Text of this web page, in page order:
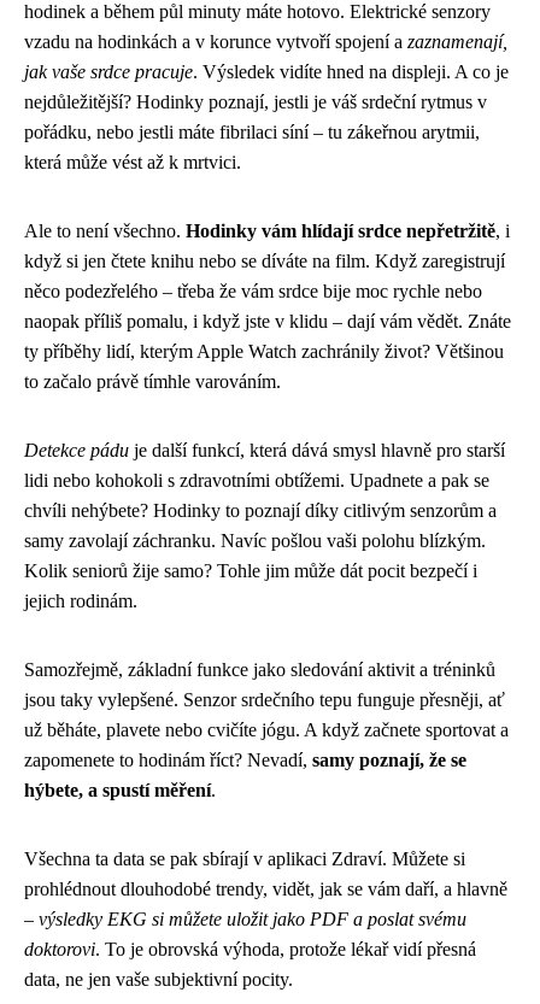
hodinek a během půl minuty máte hotovo. Elektrické senzory
vzadu na hodinkách a v korunce vytvoří spojení a zaznamenají,
jak vaše srdce pracuje. Výsledek vidíte hned na displeji. A co je
nejdůležitější? Hodinky poznají, jestli je váš srdeční rytmus v
pořádku, nebo jestli máte fibrilaci síní – tu zákeřnou arytmii,
která může vést až k mrtvici.
Ale to není všechno. Hodinky vám hlídají srdce nepřetržitě, i
když si jen čtete knihu nebo se díváte na film. Když zaregistrují
něco podezřelého – třeba že vám srdce bije moc rychle nebo
naopak příliš pomalu, i když jste v klidu – dají vám vědět. Znáte
ty příběhy lidí, kterým Apple Watch zachránily život? Většinou
to začalo právě tímhle varováním.
Detekce pádu je další funkcí, která dává smysl hlavně pro starší
lidi nebo kohokoli s zdravotními obtížemi. Upadnete a pak se
chvíli nehýbete? Hodinky to poznají díky citlivým senzorům a
samy zavolají záchranku. Navíc pošlou vaši polohu blízkým.
Kolik seniorů žije samo? Tohle jim může dát pocit bezpečí i
jejich rodinám.
Samozřejmě, základní funkce jako sledování aktivit a tréninků
jsou taky vylepšené. Senzor srdečního tepu funguje přesněji, ať
už běháte, plavete nebo cvičíte jógu. A když začnete sportovat a
zapomenete to hodinám říct? Nevadí, samy poznají, že se
hýbete, a spustí měření.
Všechna ta data se pak sbírají v aplikaci Zdraví. Můžete si
prohlédnout dlouhodobé trendy, vidět, jak se vám daří, a hlavně
– výsledky EKG si můžete uložit jako PDF a poslat svému
doktorovi. To je obrovská výhoda, protože lékař vidí přesná
data, ne jen vaše subjektivní pocity.